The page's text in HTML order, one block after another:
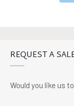
REQUEST A
Would you like us